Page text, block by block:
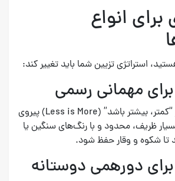
انواع
استراتژی تزیین شما باید تغییر کند:
مهمانی رسمی
در این حالت، باید از “کمتر، بیشتر باشد” (Less is More) پیروی
ظریف، محدود و با رنگ‌های سنگین یا
تا شکوه و وقار حفظ شود.
دورهمی دوستانه